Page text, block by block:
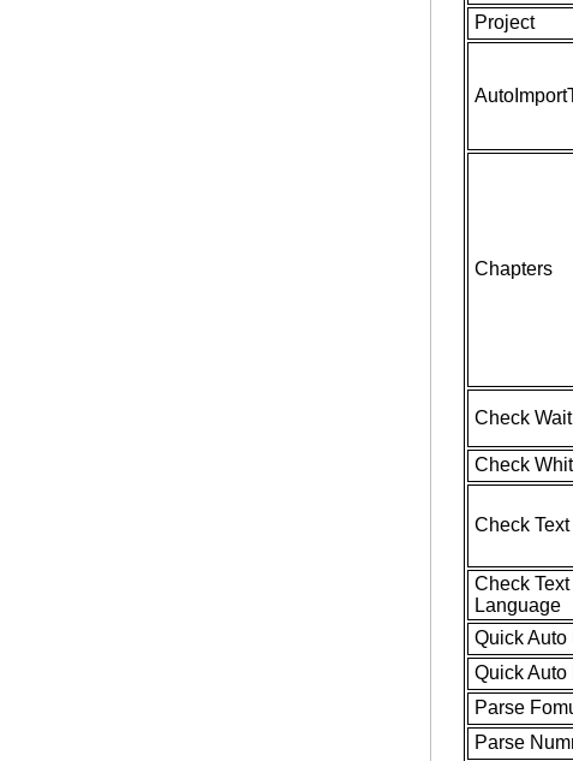
Project
Chapters
Check
Check
Check
Check Text
Language
Quick Auto
Quick Auto
Parse
Parse